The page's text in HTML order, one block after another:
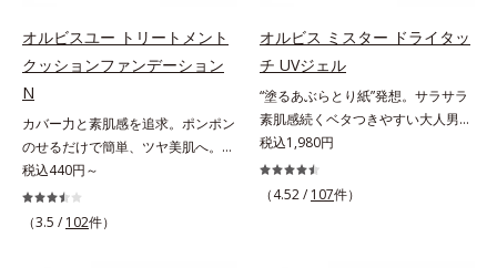
することを防止し、細かい毛穴汚れ
をごっそりするん！角栓溶解オイル
(*4)が詰まりや黒ずみも溶かして、
毛穴の目立ちにくいすべすべ肌に洗
い上げます。大人肌のためのくすみ
(*5)を晴らすアプローチによって圧
立ち(*6)や乾燥によるくすみをケア
し、毎日のメイクが楽しくなる晴れ
計"。見えているシワはもちろん、
自分では気づきにくい死角のシワの
改善にも効果を発揮します。*1 メ
ラニンの生成を抑え、シミ・ソバカ
スを防ぐ*2 ナイアシンアミド（有
トステロール、水（基剤）、
BG（保湿）*3 角層まで*4 K石けん
オルビスユー トリートメント
クッションファンデーション
N
カバー力と素肌感を追求。ポンポン
のせるだけで簡単、ツヤ美肌へ。カ
バー力と素肌感を両立する、簡単ツ
ヤ美肌クッションファンデーション
です。多方向へ光を拡散し、高いソ
税込440円～
（3.5 / 102件）
オルビス ミスター ドライタッ
チ UVジェル
“塗るあぶらとり紙”発想。サラサラ
素肌感続くベタつきやすい大人男性
肌のための日焼け止めジェル。メン
ズブランド「オルビス ミスター」
の日焼け止めです。SPF50+・
税込1,980円
（4.52 / 107件）